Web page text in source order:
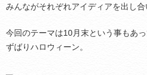
みんながそれぞれアイディアを出し合
今回のテーマは10月末という事もあ
ずばりハロウィーン。